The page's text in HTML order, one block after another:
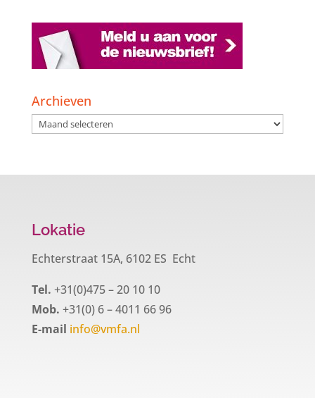
Archieven
Archieven
Lokatie
Echterstraat 15A, 6102 ES Echt
Tel. +31(0)475 – 20 10 10
Mob. +31(0) 6 – 4011 66 96
E-mail info@vmfa.nl